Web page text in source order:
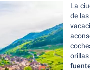
La
de